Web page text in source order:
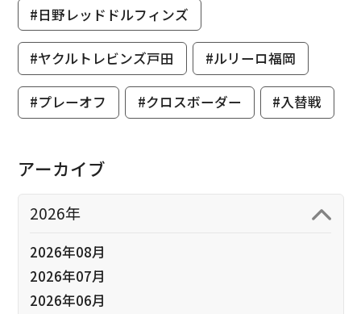
#日野レッドドルフィンズ
#ヤクルトレビンズ戸田 #ルリーロ福岡
#プレーオフ #クロスボーダー #入替戦
アーカイブ
2026年
2026年08月
2026年07月
2026年06月